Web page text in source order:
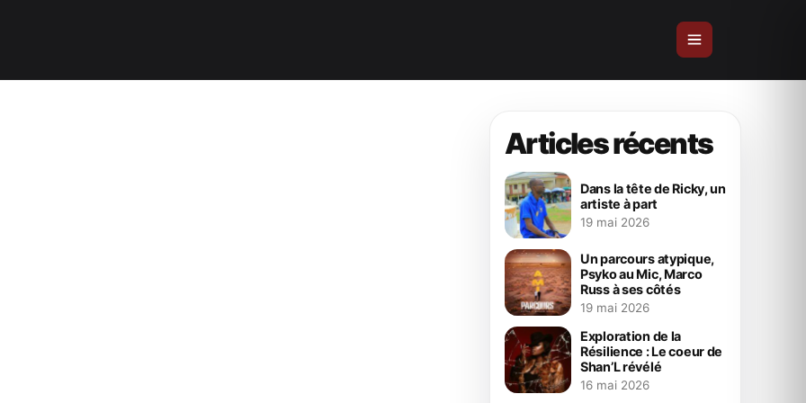
Articles récents
Dans la tête de Ricky, un
artiste à part
19 mai 2026
Un parcours atypique,
Psyko au Mic, Marco
Russ à ses côtés
19 mai 2026
Exploration de la
Résilience : Le coeur de
Shan’L révélé
16 mai 2026